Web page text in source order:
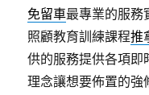
免留車最專業的服務
照顧教育訓練課程推
供的服務提供各項即
理念讓想要佈置的強